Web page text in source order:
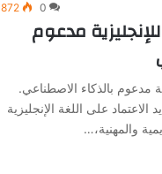
0
872
مدعوم
مدعوم بالذكاء الاصطناعي.
على اللغة الإنجليزية
والمهنية،…